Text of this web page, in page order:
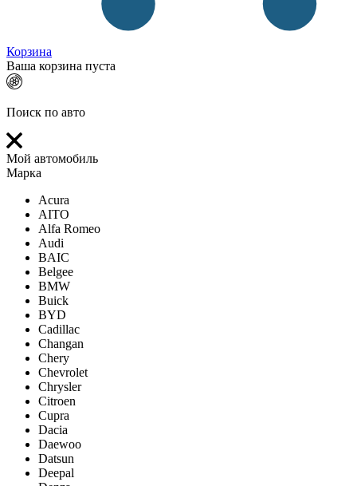
Корзина
Ваша корзина пуста
Поиск по авто
Мой автомобиль
Марка
Acura
AITO
Alfa Romeo
Audi
BAIC
Belgee
BMW
Buick
BYD
Cadillac
Changan
Chery
Chevrolet
Chrysler
Citroen
Cupra
Dacia
Daewoo
Datsun
Deepal